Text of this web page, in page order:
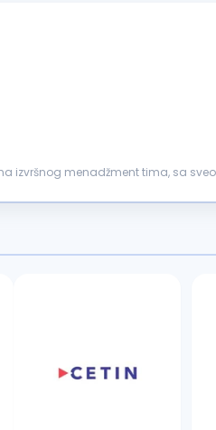
izvršnog menadžment tima, sa